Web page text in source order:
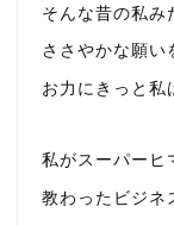
そんな昔の私み
ささやかな願い
お力にきっと私
私がスーパーヒ
教わったビジネ